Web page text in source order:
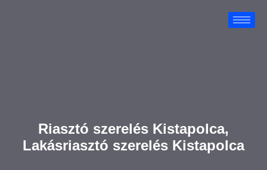
Riasztó szerelés Kistapolca,
Lakásriasztó szerelés Kistapolca